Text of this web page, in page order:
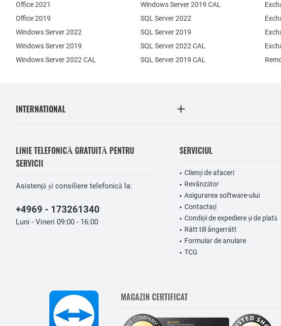
Office 2021
Office 2019
Windows Server 2022
Windows Server 2019
SQL Server 2022
SQL Server 2019
Windows Server 2022 CAL
Windows Server 2019 CAL
SQL Server 2022 CAL
SQL Server 2019 CAL
INTERNATIONAL
LINIE TELEFONICĂ GRATUITĂ PENTRU
SERVICII
Asistență și consiliere telefonică la:
+4969 - 173261340
Luni - Vineri 09:00 - 16:00
SERVICIUL
Clienți de afaceri
Revânzător
Asigurarea software-ului
Contactați
Condiții de expediere și de plată
Rätt till ångerrätt
Formular de anulare
TCG
MAGAZIN CERTIFICAT